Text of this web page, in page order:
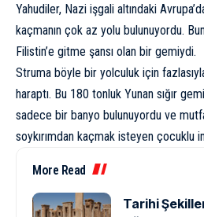
Yahudiler, Nazi işgali altındaki
kaçmanın çok az yolu bulunuyordu.
Filistin’e gitme şansı olan bir gemiydi.
Struma böyle bir yolculuk için
haraptı. Bu 180 tonluk Yunan sığır
sadece bir banyo bulunuyordu ve
soykırımdan kaçmak isteyen çocuklu
More Read
Tarihi